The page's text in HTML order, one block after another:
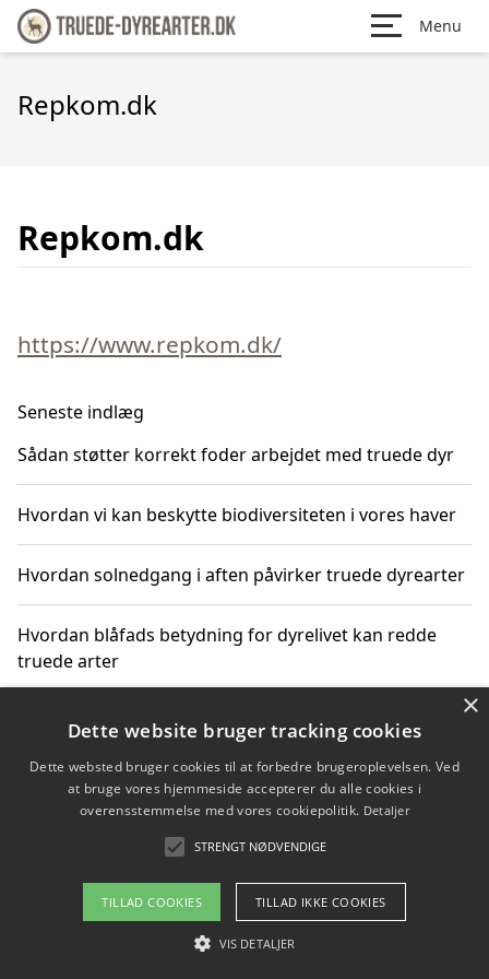
Menu
Repkom.dk
Repkom.dk
https://www.repkom.dk/
Seneste indlæg
Sådan støtter korrekt foder arbejdet med truede dyr
Hvordan vi kan beskytte biodiversiteten i vores haver
Hvordan solnedgang i aften påvirker truede dyrearter
Hvordan blåfads betydning for dyrelivet kan redde
truede arter
Hvordan kan gaver til unge voksne støtte bevarelsen
Copyright 2026 - Pilanto Aps
Om / kontakt
Blog Betingelser
×
Dette website bruger tracking cookies
Dette websted bruger cookies til at forbedre brugeroplevelsen. Ved
at bruge vores hjemmeside accepterer du alle cookies i
overensstemmelse med vores cookiepolitik. Detaljer
STRENGT NØDVENDIGE
TILLAD COOKIES TILLAD IKKE COOKIES
VIS DETALJER